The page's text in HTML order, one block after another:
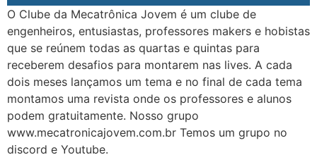
O Clube da Mecatrônica Jovem é um clube de
engenheiros, entusiastas, professores makers e hobistas
que se reúnem todas as quartas e quintas para
receberem desafios para montarem nas lives. A cada
dois meses lançamos um tema e no final de cada tema
montamos uma revista onde os professores e alunos
podem gratuitamente. Nosso grupo
www.mecatronicajovem.com.br Temos um grupo no
discord e Youtube.